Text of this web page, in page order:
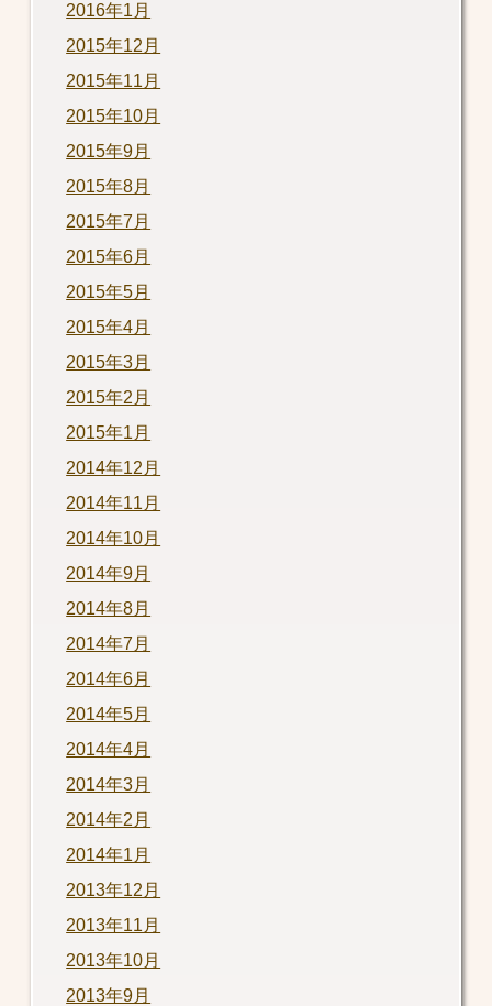
2016年1月
2015年12月
2015年11月
2015年10月
2015年9月
2015年8月
2015年7月
2015年6月
2015年5月
2015年4月
2015年3月
2015年2月
2015年1月
2014年12月
2014年11月
2014年10月
2014年9月
2014年8月
2014年7月
2014年6月
2014年5月
2014年4月
2014年3月
2014年2月
2014年1月
2013年12月
2013年11月
2013年10月
2013年9月